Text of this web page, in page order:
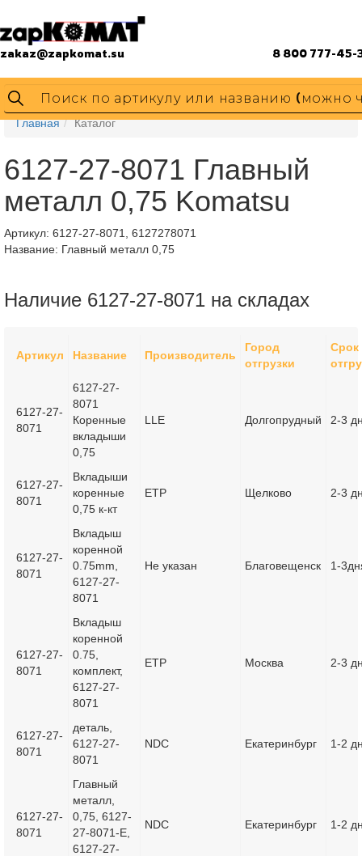
zakaz@zapkomat.su 8 800 777-45-
Главная Каталог
6127-27-8071 Главный
металл 0,75 Komatsu
Артикул: 6127-27-8071, 6127278071
Название: Главный металл 0,75
Наличие 6127-27-8071 на складах
Артикул Название Производитель
Город
отгрузки
Срок
6127-27-
8071
6127-27-
8071
Коренные
вкладыши
0,75
LLE Долгопрудный 2-3
6127-27-
8071
Вкладыши
коренные
0,75 к-кт
ETP Щелково 2-3
6127-27-
8071
Вкладыш
коренной
0.75mm,
6127-27-
8071
Не указан Благовещенск 1-
6127-27-
8071
Вкладыш
коренной
0.75,
комплект,
6127-27-
8071
ETP Москва 2-3
6127-27-
8071
деталь,
6127-27-
8071
NDC Екатеринбург 1-2
6127-27-
8071
Главный
металл,
0,75, 6127-
27-8071-E,
6127-27-
NDC Екатеринбург 1-2